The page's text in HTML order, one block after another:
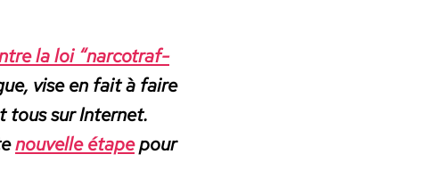
la loi “nar­co­traf­
vise en fait à faire
tous sur Inter­net.
nou­velle étapepour